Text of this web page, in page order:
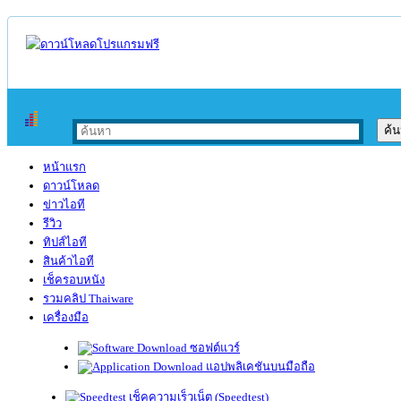
หน้าแรก
ดาวน์โหลด
ข่าวไอที
รีวิว
ทิปส์ไอที
สินค้าไอที
เช็ครอบหนัง
รวมคลิป Thaiware
เครื่องมือ
ซอฟต์แวร์
แอปพลิเคชันบนมือถือ
เช็คความเร็วเน็ต (Speedtest)